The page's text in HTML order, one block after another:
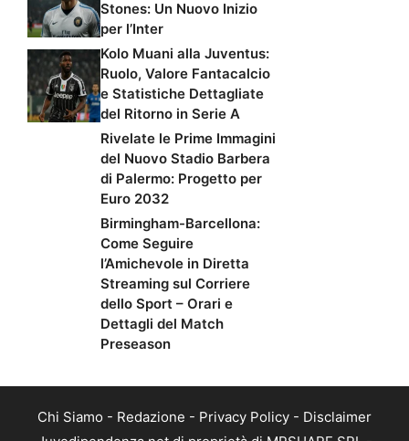
Stones: Un Nuovo Inizio
per l’Inter
Kolo Muani alla Juventus:
Ruolo, Valore Fantacalcio
e Statistiche Dettagliate
del Ritorno in Serie A
Rivelate le Prime Immagini
del Nuovo Stadio Barbera
di Palermo: Progetto per
Euro 2032
Birmingham-Barcellona:
Come Seguire
l’Amichevole in Diretta
Streaming sul Corriere
dello Sport – Orari e
Dettagli del Match
Preseason
Chi Siamo - Redazione - Privacy Policy - Disclaimer